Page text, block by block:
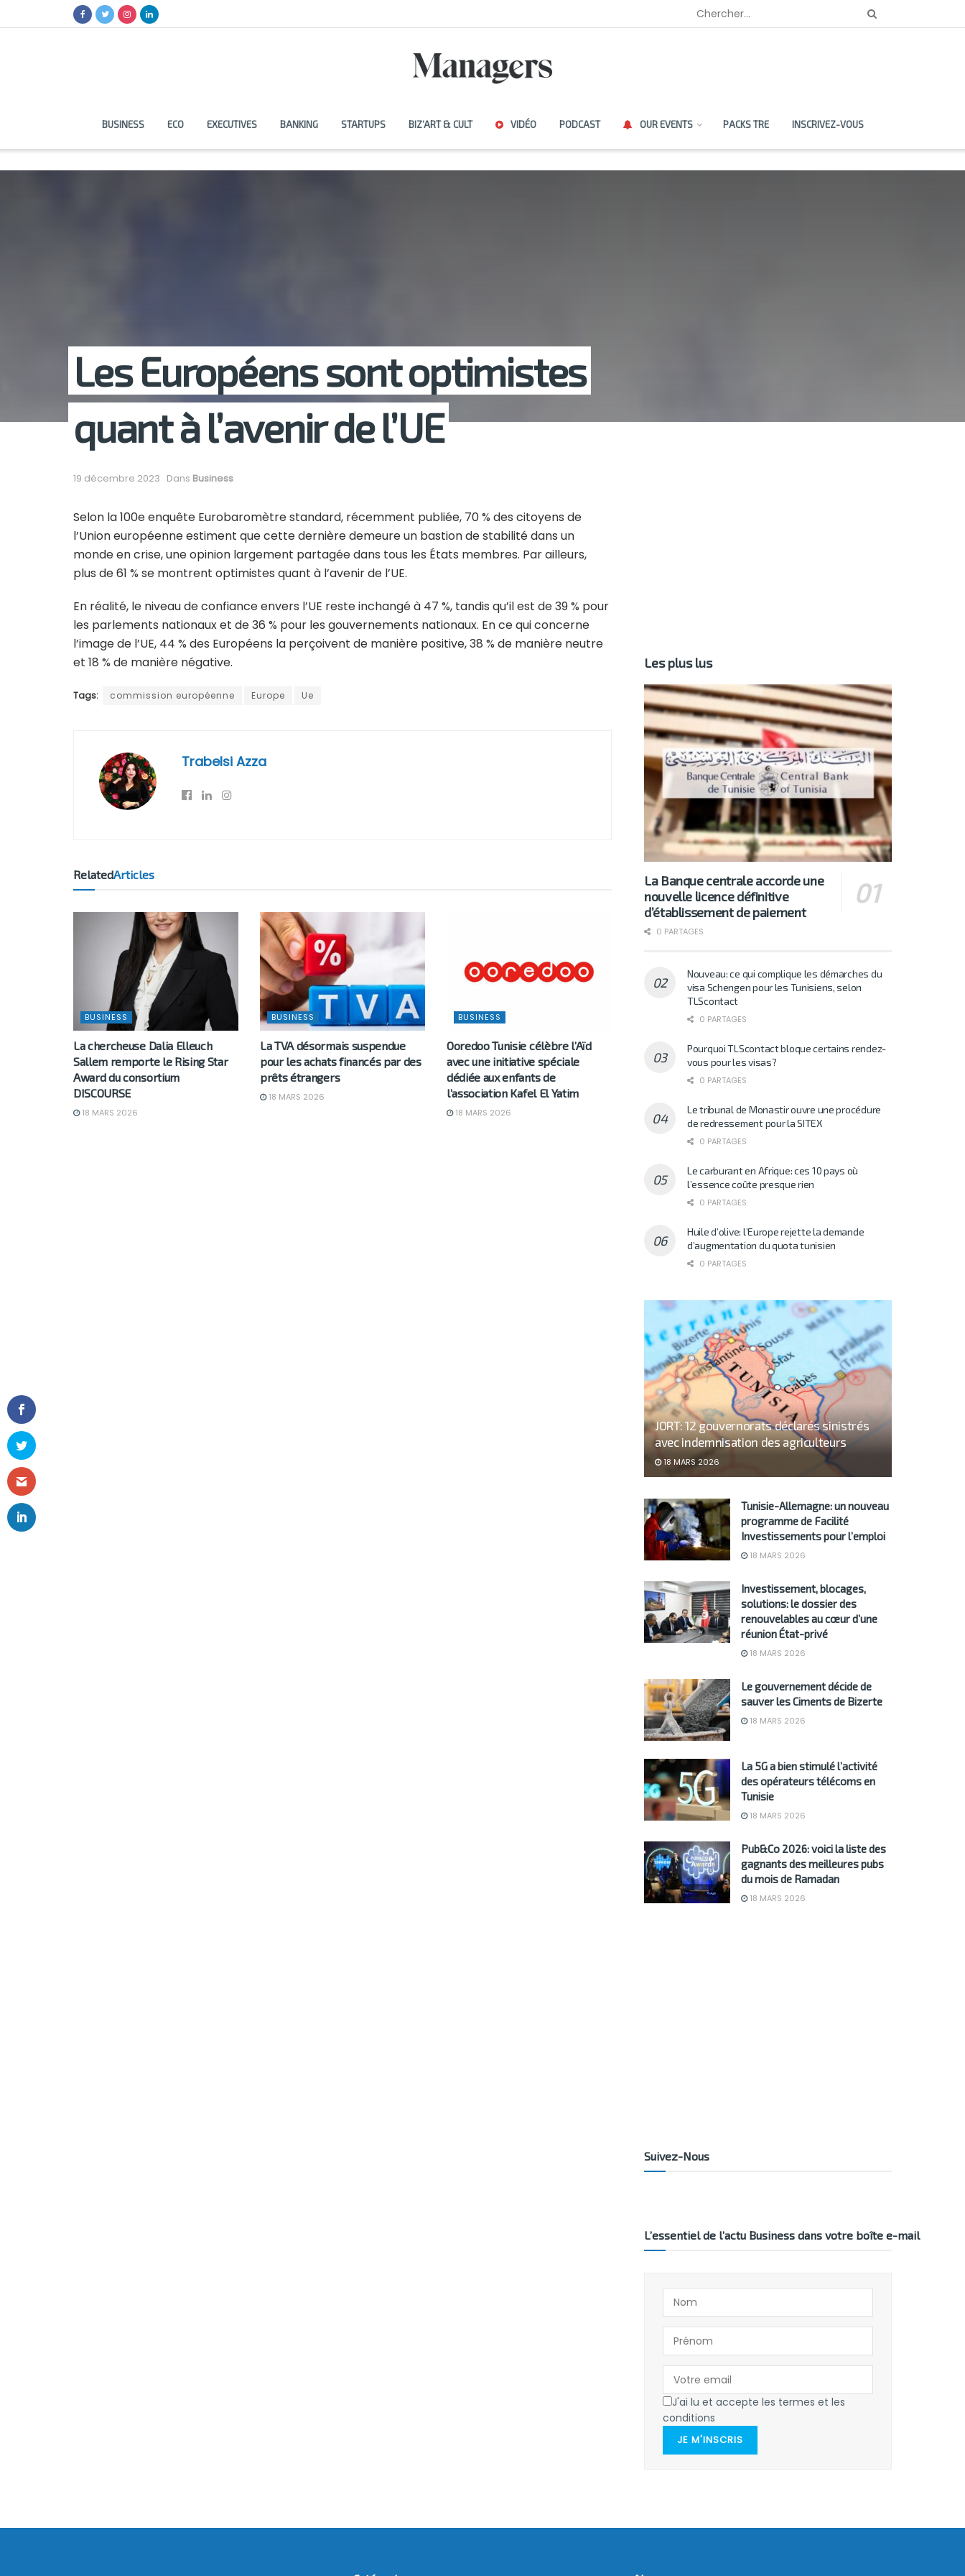
BUSINESS ECO EXECUTIVES BANKING STARTUPS BIZ’ART & CULT VIDÉO PODCAST OUR EVENTS PACKS TRE INSCRIVEZ-VOUS
Les Européens sont optimistes
quant à l’avenir de l’UE
19 décembre 2023 Dans Business
Selon la 100e enquête Eurobaromètre standard, récemment publiée, 70 % des citoyens de
l’Union européenne estiment que cette dernière demeure un bastion de stabilité dans un
monde en crise, une opinion largement partagée dans tous les États membres. Par ailleurs,
plus de 61 % se montrent optimistes quant à l’avenir de l’UE.
En réalité, le niveau de confiance envers l’UE reste inchangé à 47 %, tandis qu’il est de 39 % pour
les parlements nationaux et de 36 % pour les gouvernements nationaux. En ce qui concerne
l’image de l’UE, 44 % des Européens la perçoivent de manière positive, 38 % de manière neutre
et 18 % de manière négative.
Tags: commission européenne Europe Ue
Trabelsi Azza
RelatedArticles
BUSINESS
La chercheuse Dalia Elleuch
Sallem remporte le Rising Star
Award du consortium
DISCOURSE
18 MARS 2026
BUSINESS
La TVA désormais suspendue
pour les achats financés par des
prêts étrangers
18 MARS 2026
BUSINESS
Ooredoo Tunisie célèbre l’Aïd
avec une initiative spéciale
dédiée aux enfants de
l’association Kafel El Yatim
18 MARS 2026
Les plus lus
La Banque centrale accorde une
nouvelle licence définitive
d’établissement de paiement
0 PARTAGES
Nouveau: ce qui complique les démarches du
visa Schengen pour les Tunisiens, selon
TLScontact
0 PARTAGES
Pourquoi TLScontact bloque certains rendez-
vous pour les visas?
0 PARTAGES
Le tribunal de Monastir ouvre une procédure
de redressement pour la SITEX
0 PARTAGES
Le carburant en Afrique: ces 10 pays où
l’essence coûte presque rien
0 PARTAGES
Huile d’olive: l’Europe rejette la demande
d’augmentation du quota tunisien
0 PARTAGES
JORT: 12 gouvernorats déclarés sinistrés
avec indemnisation des agriculteurs
18 MARS 2026
Tunisie-Allemagne: un nouveau
programme de Facilité
Investissements pour l’emploi
18 MARS 2026
Investissement, blocages,
solutions: le dossier des
renouvelables au cœur d’une
réunion État-privé
18 MARS 2026
Le gouvernement décide de
sauver les Ciments de Bizerte
18 MARS 2026
La 5G a bien stimulé l’activité
des opérateurs télécoms en
Tunisie
18 MARS 2026
Pub&Co 2026: voici la liste des
gagnants des meilleures pubs
du mois de Ramadan
18 MARS 2026
Suivez-Nous
L’essentiel de l’actu Business dans votre boîte e-mail
J'ai lu et accepte les termes et les
conditions
JE M'INSCRIS